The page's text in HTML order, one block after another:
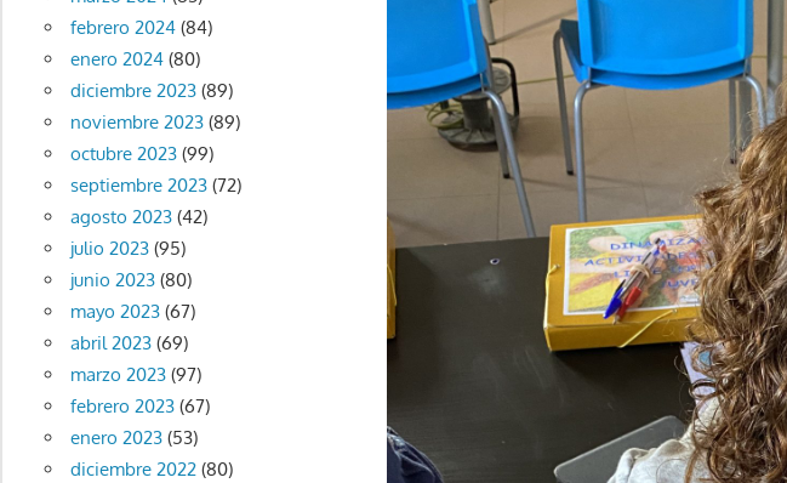
febrero 2024(84)
enero 2024(80)
diciembre 2023(89)
noviembre 2023(89)
octubre 2023(99)
septiembre 2023(72)
agosto 2023(42)
julio 2023(95)
junio 2023(80)
mayo 2023(67)
abril 2023(69)
marzo 2023(97)
febrero 2023(67)
enero 2023(53)
diciembre 2022(80)